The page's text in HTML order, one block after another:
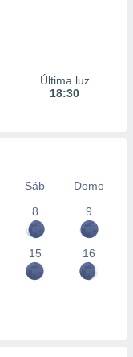
Última luz
18:30
Sáb
Domo
8 9
15 16